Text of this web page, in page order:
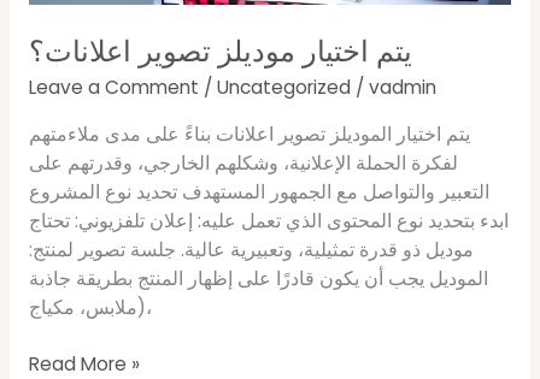
يتم اختيار موديلز تصوير اعلانات؟
Leave a Comment / Uncategorized / vadmin
يتم اختيار الموديلز تصوير اعلانات بناءً على مدى ملاءمتهم
لفكرة الحملة الإعلانية، وشكلهم الخارجي، وقدرتهم على
التعبير والتواصل مع الجمهور المستهدف تحديد نوع المشروع
ابدء بتحديد نوع المحتوى الذي تعمل عليه: إعلان تلفزيوني: تحتاج
موديل ذو قدرة تمثيلية، وتعبيرية عالية. جلسة تصوير لمنتج:
الموديل يجب أن يكون قادرًا على إظهار المنتج بطريقة جاذبة
(ملابس، مكياج،
Read More »